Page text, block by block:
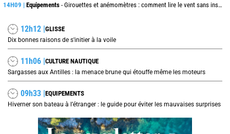
14H09 | Equipements - Girouettes et anémomètres : comment lire le vent sans instrument connecté
12h12 |GLISSE
Dix bonnes raisons de s'initier à la voile
11h06 |CULTURE NAUTIQUE
Sargasses aux Antilles : la menace brune qui étouffe même les moteurs
09h33 |EQUIPEMENTS
Hiverner son bateau à l’étranger : le guide pour éviter les mauvaises surprises